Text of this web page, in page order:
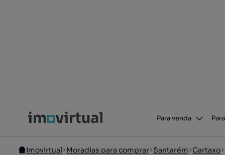
Para venda
Imovirtual Moradias para comprar Santarém Cartaxo